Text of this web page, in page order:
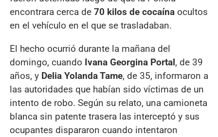
encontrara cerca de 70 kilos de cocaína ocultos
en el vehículo en el que se trasladaban.
El hecho ocurrió durante la mañana del
domingo, cuando Ivana Georgina Portal, de 39
años, y Delia Yolanda Tame, de 35, informaron a
las autoridades que habían sido víctimas de un
intento de robo. Según su relato, una camioneta
blanca sin patente trasera las interceptó y sus
ocupantes dispararon cuando intentaron